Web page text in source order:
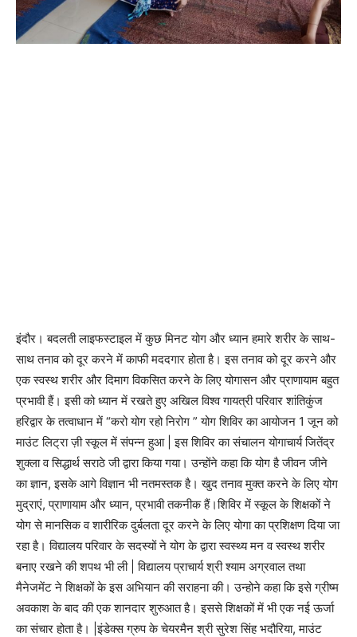
इंदौर। बदलती लाइफस्टाइल में कुछ मिनट योग और ध्यान हमारे शरीर के साथ-
साथ तनाव को दूर करने में काफी मददगार होता है। इस तनाव को दूर करने और
एक स्वस्थ शरीर और दिमाग विकसित करने के लिए योगासन और प्राणायाम बहुत
प्रभावी हैं। इसी को ध्यान में रखते हुए अखिल विश्व गायत्री परिवार शांतिकुंज
हरिद्वार के तत्वाधान में “करो योग रहो निरोग ” योग शिविर का आयोजन 1 जून को
माउंट लिट्रा ज़ी स्कूल में संपन्न हुआ | इस शिविर का संचालन योगाचार्य जितेंद्र
शुक्ला व सिद्धार्थ सराठे जी द्वारा किया गया। उन्होंने कहा कि योग है जीवन जीने
का ज्ञान, इसके आगे विज्ञान भी नतमस्तक है। खुद तनाव मुक्त करने के लिए योग
मुद्राएं, प्राणायाम और ध्यान, प्रभावी तकनीक हैं।शिविर में स्कूल के शिक्षकों ने
योग से मानसिक व शारीरिक दुर्बलता दूर करने के लिए योगा का प्रशिक्षण दिया जा
रहा है। विद्यालय परिवार के सदस्यों ने योग के द्वारा स्वस्थ्य मन व स्वस्थ शरीर
बनाए रखने की शपथ भी ली | विद्यालय प्राचार्य श्री श्याम अग्रवाल तथा
मैनेजमेंट ने शिक्षकों के इस अभियान की सराहना की। उन्होने कहा कि इसे ग्रीष्म
अवकाश के बाद की एक शानदार शुरुआत है। इससे शिक्षकों में भी एक नई ऊर्जा
का संचार होता है। |इंडेक्स ग्रुप के चेयरमैन श्री सुरेश सिंह भदौरिया, माउंट